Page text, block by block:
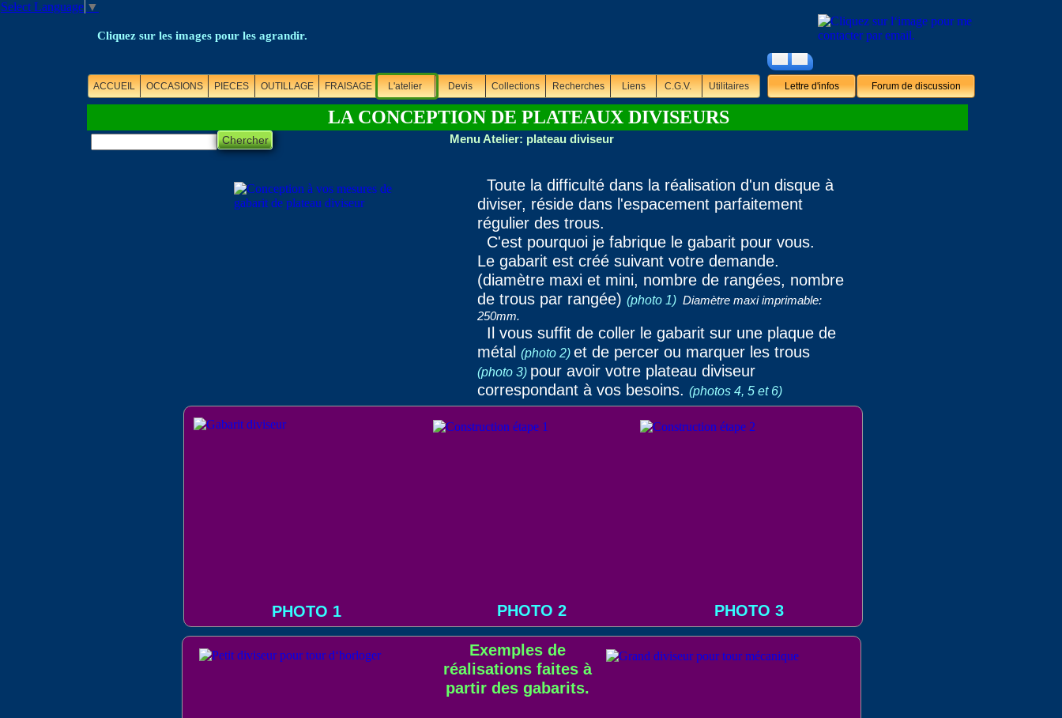
Select Language ▼
LA CONCEPTION DE PLATEAUX DIVISEURS
Cliquez sur les images pour les agrandir.
Exemples de
réalisations faites à
partir des gabarits.
PHOTO 3
PHOTO 2
PHOTO 1
Toute la difficulté dans la réalisation d'un disque à
diviser, réside dans l'espacement parfaitement
régulier des trous.
C'est pourquoi je fabrique le gabarit pour vous.
Le gabarit est créé suivant votre demande.
(diamètre maxi et mini, nombre de rangées, nombre
de trous par rangée) (photo 1) Diamètre maxi imprimable:
250mm.
Il vous suffit de coller le gabarit sur une plaque de
métal (photo 2) et de percer ou marquer les trous
(photo 3) pour avoir votre plateau diviseur
correspondant à vos besoins. (photos 4, 5 et 6)
Menu Atelier: plateau diviseur
Lettre d'infos Forum de discussion
Chercher
ACCUEIL OCCASIONS PIECES OUTILLAGE FRAISAGE L'atelier Devis Collections Recherches Liens C.G.V. Utilitaires